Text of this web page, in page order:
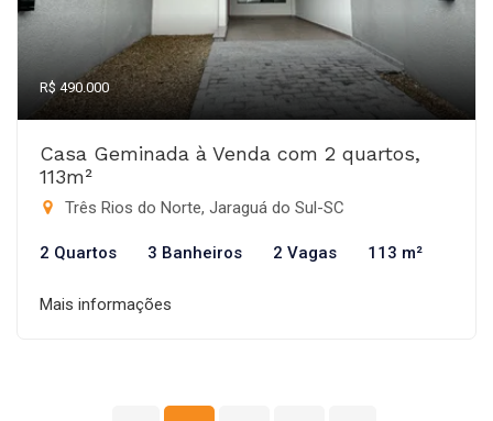
R$ 490.000
Casa Geminada à Venda com 2 quartos,
113m²
Três Rios do Norte, Jaraguá do Sul-SC
2 Quartos 3 Banheiros 2 Vagas 113 m²
Mais informações